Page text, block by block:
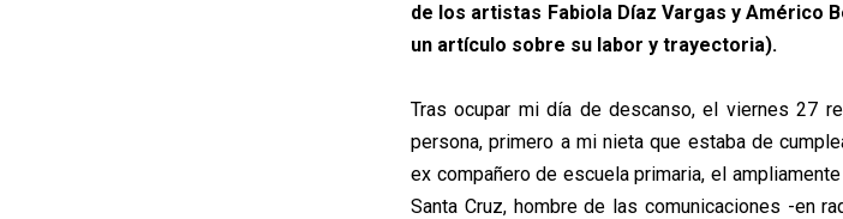
de los artistas Fabiola Díaz Vargas y Américo
un artículo sobre su labor y trayectoria).
Tras ocupar mi día de descanso, el viernes 27
persona, primero a mi nieta que estaba de
ex compañero de escuela primaria, el
Santa Cruz, hombre de las comunicaciones -en